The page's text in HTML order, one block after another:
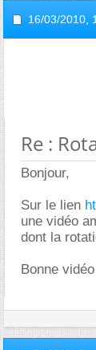
16/03/2010,
Re :
Bonjour,
Sur le lien
une vidéo
dont la
Bonne vidéo